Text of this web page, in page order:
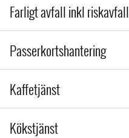
Farligt avfall inkl riskavfall
Passerkortshantering
Kaffetjänst
Kökstjänst